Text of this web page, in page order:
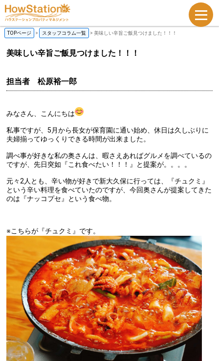
TOPページ > スタッフコラム一覧 > 美味しい辛旨ご飯見つけました！！！
美味しい辛旨ご飯見つけました！！！
担当者 松原裕一郎
みなさん、こんにちは
私事ですが、5月から長女が保育園に通い始め、休日は久しぶりに
夫婦揃ってゆっくりできる時間が出来ました。
調べ事が好きな私の奥さんは、暇さえあればグルメを調べているの
ですが、先日突如『これ食べたい！！！』と提案が。。。。
元々2人とも、辛い物が好きで新大久保に行っては、『チュクミ』
という辛い料理を食べていたのですが、今回奥さんが提案してきた
のは『ナッコプセ』という食べ物。
※こちらが『チュクミ』です。